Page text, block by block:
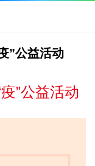
”公益活动
”公益活动